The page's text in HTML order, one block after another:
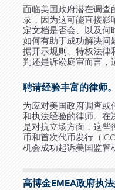
面临美国政府潜在调查
录，因为这可能直接影
定文档是否会、以及何
如何有助于成功解决问
据开示规则、特权法律
判还是诉讼庭审而言，
聘请经验丰富的律师。
为应对美国政府调查或
和执法经验的律师。在
是对抗立场方面，这些
币和首次代币发行（
机会成功起诉美国监管
高博金EMEA政府执